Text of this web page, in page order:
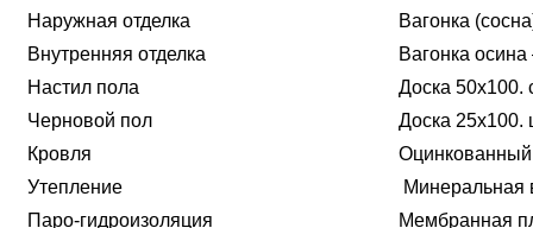
Наружная отделка
Вагонка
Внутренняя отделка
Вагонка
Настил пола
Доска 50х100.
Черновой пол
Доска 25х100.
Кровля
Утепление
Минеральная
Паро-гидроизоляция
Мембранная